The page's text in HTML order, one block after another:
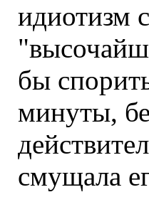
идиотизм
бы
минуты,
смущала